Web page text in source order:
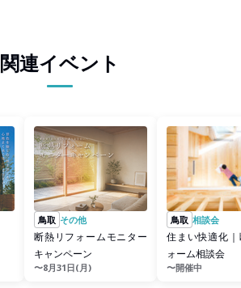
関連イベント
鳥取 その他
断熱リフォームモニター
キャンペーン
〜8月31日(月)
鳥取 相談会
住まい快適化
ォーム相談会
〜開催中